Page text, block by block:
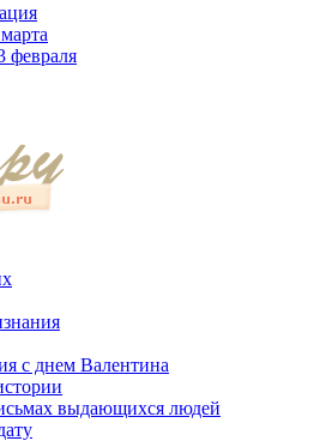
февраля
с днем Валентина
выдающихся людей